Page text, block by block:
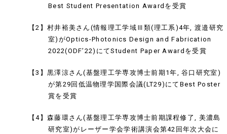
Best Student Presentation Awardを受賞
【2】村井裕美さん(情報理工学域Ⅲ類(理工系)4年, 渡邉研究
室)がOptics-Photonics Design and Fabrication
2022(ODF’22)にてStudent Paper Awardを受賞
【3】黒澤涼さん(基盤理工学専攻博士前期1年, 谷口研究室)
が第29回低温物理学国際会議(LT29)にてBest Poster
賞を受賞
【4】森藤環さん(基盤理工学専攻博士前期課程修了, 美濃島
研究室)がレーザー学会学術講演会第42回年次大会に